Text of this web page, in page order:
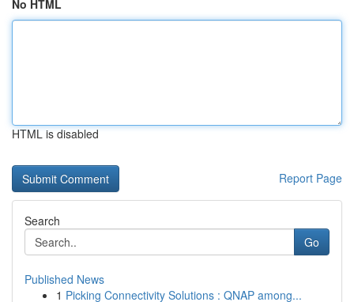
No HTML
HTML is disabled
Report Page
Search
Go
Published News
1 Picking Connectivity Solutions : QNAP among...